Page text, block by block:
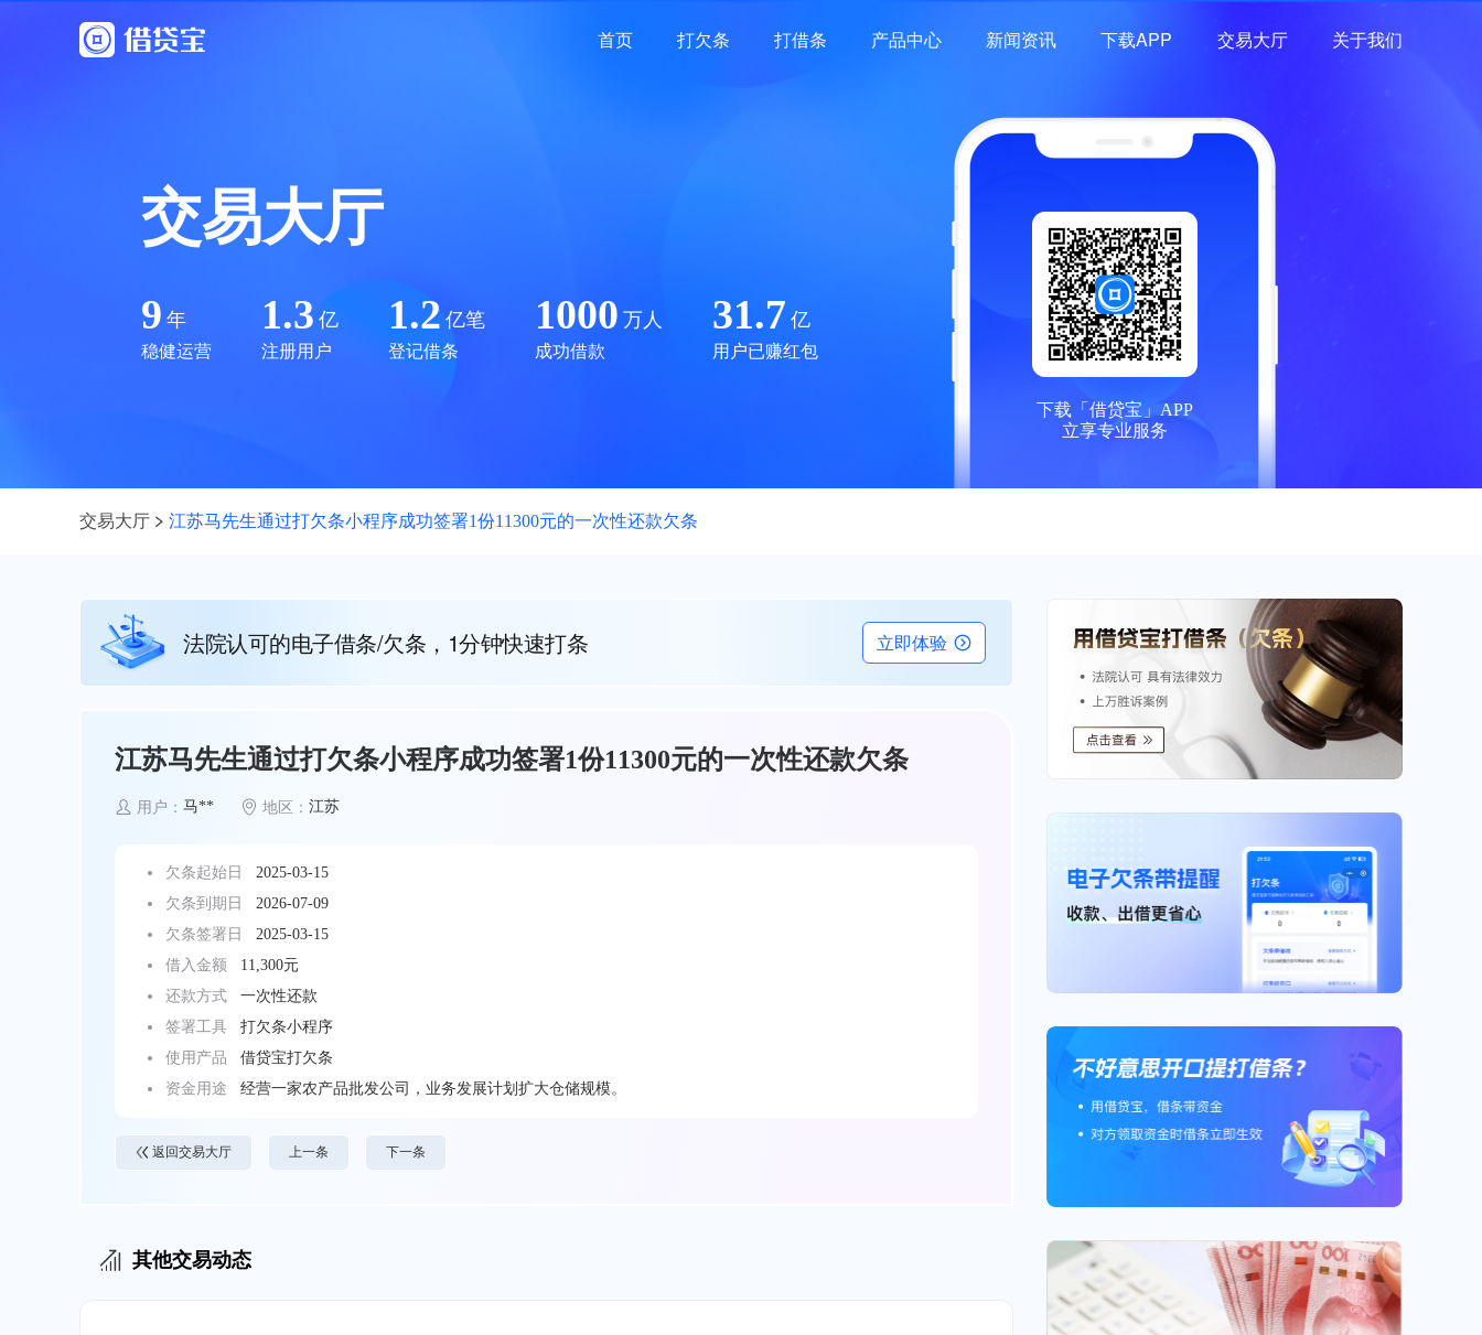
首页 打欠条 打借条 产品中心 新闻资讯 下载APP 交易大厅 关于我们
交易大厅
9 年
稳健运营
1.3 亿
注册用户
1.2 亿笔
登记借条
1000 万人
成功借款
31.7 亿
用户已赚红包
下载「借贷宝」APP
立享专业服务
交易大厅 江苏马先生通过打欠条小程序成功签署1份11300元的一次性还款欠条
法院认可的电子借条/欠条，1分钟快速打条 立即体验
江苏马先生通过打欠条小程序成功签署1份11300元的一次性还款欠条
用户： 马** 地区： 江苏
欠条起始日
2025-03-15
欠条到期日
2026-07-09
欠条签署日
2025-03-15
借入金额
11,300元
还款方式
一次性还款
签署工具
打欠条小程序
使用产品
借贷宝打欠条
资金用途
经营一家农产品批发公司，业务发展计划扩大仓储规模。
返回交易大厅 上一条 下一条
其他交易动态